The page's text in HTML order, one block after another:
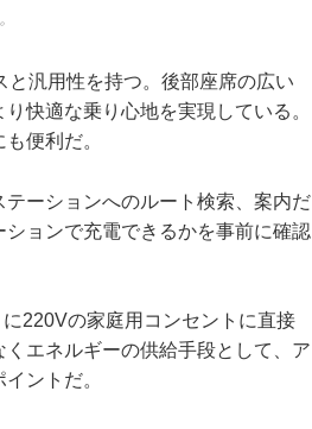
汎用性を持つ。後部座席の広い
快適な乗り心地を実現している。
便利だ。
ーションへのルート検索、案内だ
ョンで充電できるかを事前に確認
220Vの家庭用コンセントに直接
エネルギーの供給手段として、ア
ントだ。